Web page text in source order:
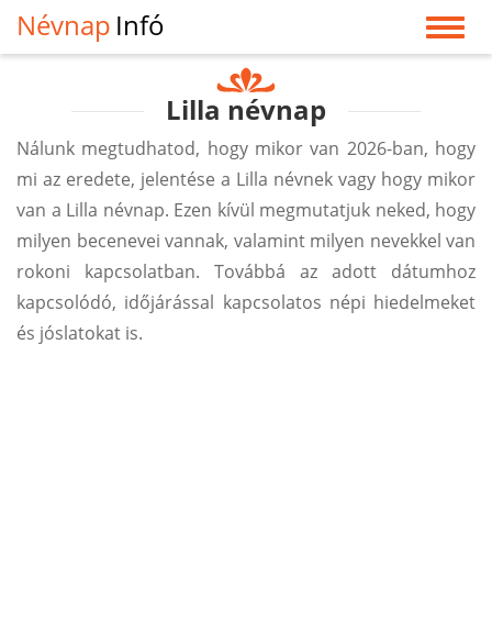
Névnap Infó
Lilla névnap
Nálunk megtudhatod, hogy mikor van 2026-ban, hogy
mi az eredete, jelentése a Lilla névnek vagy hogy mikor
van a Lilla névnap. Ezen kívül megmutatjuk neked, hogy
milyen becenevei vannak, valamint milyen nevekkel van
rokoni kapcsolatban. Továbbá az adott dátumhoz
kapcsolódó, időjárással kapcsolatos népi hiedelmeket
és jóslatokat is.